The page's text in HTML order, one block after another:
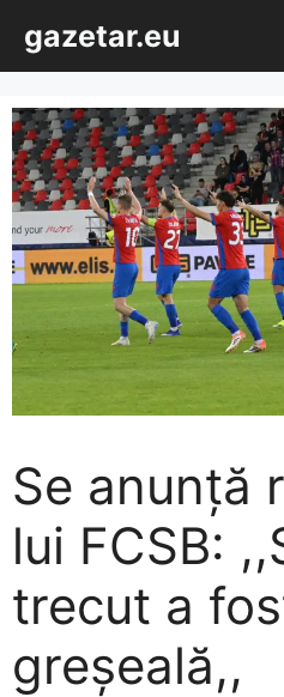
conținut
gazetar.eu
Se anunță
lui FCSB:
trecut a
greșeală,,